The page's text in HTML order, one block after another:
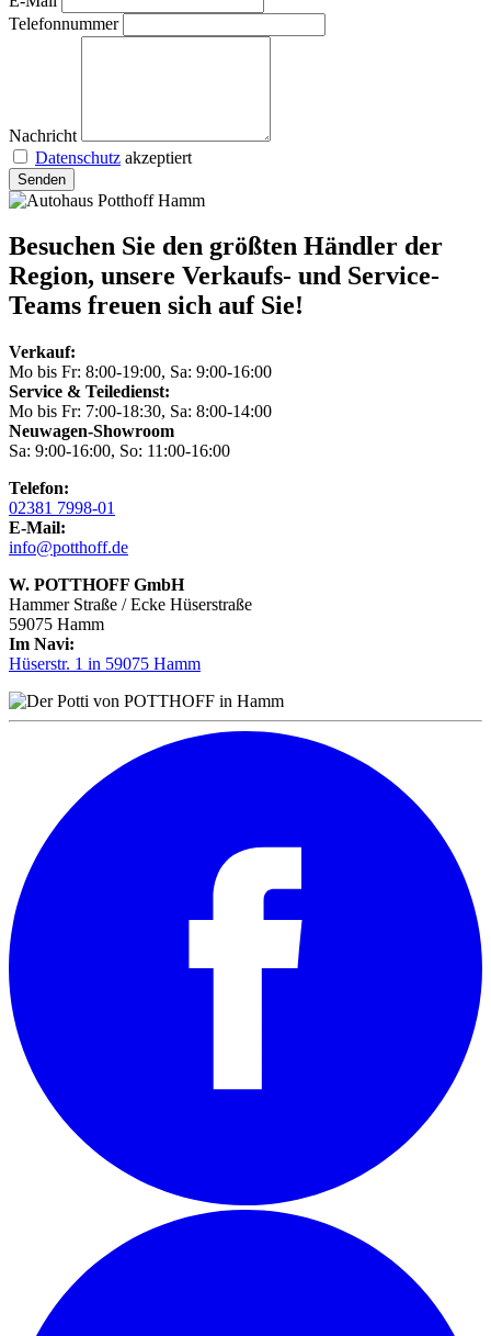
Telefonnummer
Nachricht
Datenschutz akzeptiert
Senden
Besuchen Sie den größten Händler der
Region, unsere Verkaufs- und Service-
Teams freuen sich auf Sie!
Verkauf:
Mo bis Fr: 8:00-19:00, Sa: 9:00-16:00
Service & Teiledienst:
Mo bis Fr: 7:00-18:30, Sa: 8:00-14:00
Neuwagen-Showroom
Sa: 9:00-16:00, So: 11:00-16:00
Telefon:
02381 7998-01
E-Mail:
info@potthoff.de
W. POTTHOFF GmbH
Hammer Straße / Ecke Hüserstraße
59075 Hamm
Im Navi:
Hüserstr. 1 in 59075 Hamm